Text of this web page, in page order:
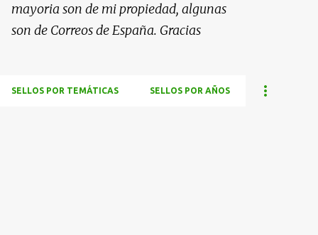
mayoria son de mi propiedad, algunas
son de Correos de España. Gracias
SELLOS POR TEMÁTICAS SELLOS POR AÑOS